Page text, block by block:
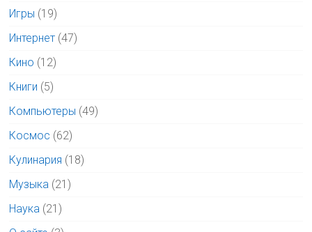
Игры (19)
Интернет (47)
Кино (12)
Книги (5)
Компьютеры (49)
Космос (62)
Кулинария (18)
Музыка (21)
Наука (21)